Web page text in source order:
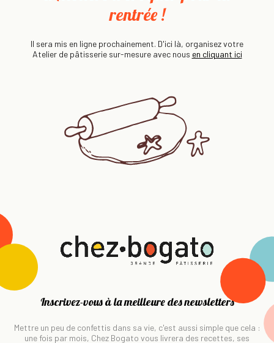
rentrée !
Il sera mis en ligne prochainement. D'ici là, organisez votre
Atelier de pâtisserie sur-mesure avec nous en cliquant ici
Inscrivez-vous à la meilleure des newsletters
Mettre un peu de confettis dans sa vie, c'est aussi simple que cela :
une fois par mois, Chez Bogato vous livrera des recettes, ses